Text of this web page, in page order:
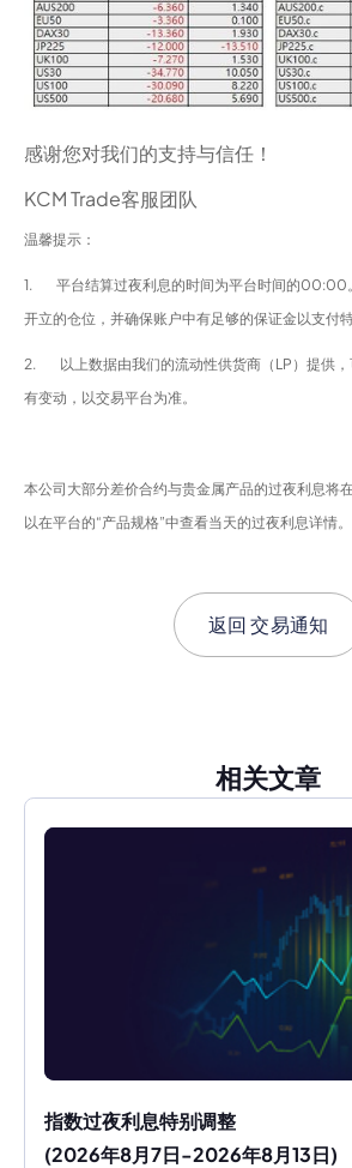
感谢您对我们的支持与信任！
KCM Trade客服团队
温馨提示：
1. 平台结算过夜利息的时间为平台时间的00:00
开立的仓位，并确保账户中有足够的保证金以支付特
2. 以上数据由我们的流动性供货商（LP）提供，
有变动，以交易平台为准。
本公司大部分差价合约与贵金属产品的过夜利息将
以在平台的“产品规格”中查看当天的过夜利息详情。
返回交易通知
相关文章
指数过夜利息特别调整
(2026年8月7日-2026年8月13日)